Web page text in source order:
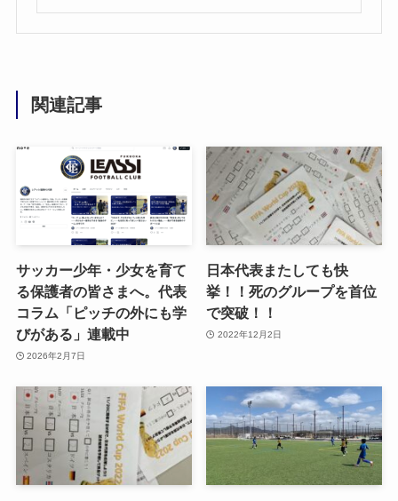
関連記事
サッカー少年・少女を育て
る保護者の皆さまへ。代表
コラム「ピッチの外にも学
びがある」連載中
2026年2月7日
日本代表またしても快
挙！！死のグループを首位
で突破！！
2022年12月2日